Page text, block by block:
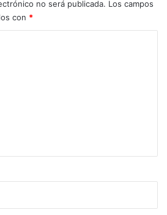
no será publicada. Los campos
con *